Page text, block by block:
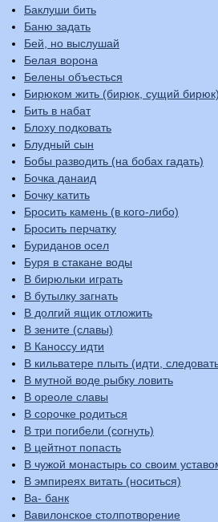
Баклуши бить
Баню задать
Бей, но выслушай
Белая ворона
Белены объесться
Бирюком жить (бирюк, сущий бирюк)
Бить в набат
Блоху подковать
Блудный сын
Бобы разводить (на бобах гадать)
Бочка данаид
Бочку катить
Бросить камень (в кого-либо)
Бросить перчатку
Буриданов осел
Буря в стакане воды
В бирюльки играть
В бутылку загнать
В долгий ящик отложить
В зените (славы)
В Каноссу идти
В кильватере плыть (идти,
В мутной воде рыбку ловить
В ореоле славы
В сорочке родиться
В три погибели (согнуть)
В цейтнот попасть
В чужой монастырь со
В эмпиреях витать (носиться)
Ва- банк
Вавилонское столпотворение